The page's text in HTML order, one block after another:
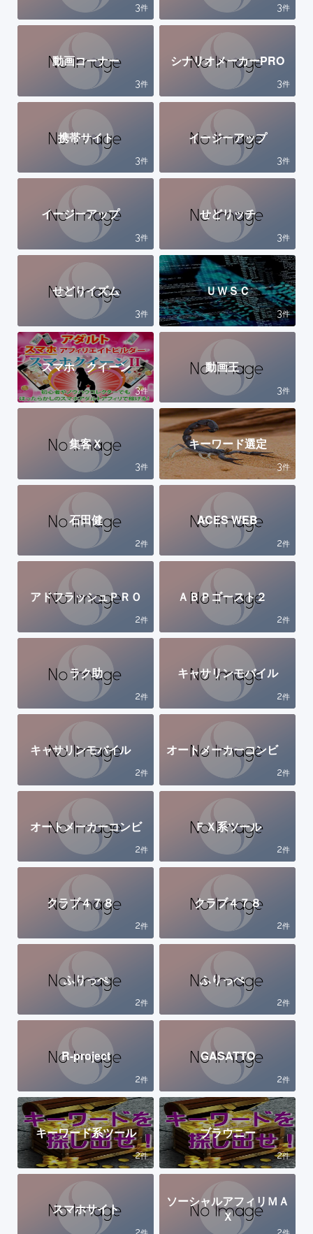
3件 3件
動画コーナー
3件
シナリオメーカーPRO
3件
携帯サイト
3件
イージーアップ
3件
イージーアップ
3件
せどリッチ
3件
せどりイズム
3件
ＵＷＳＣ
3件
スマホ クイーン
3件
動画王
3件
集客Ｘ
3件
キーワード選定
3件
石田健
2件
ACES WEB
2件
アドフラッシュＰＲＯ
2件
ＡＢＰゴースト２
2件
ラク助
2件
キャサリンモバイル
2件
キャサリンモバイル
2件
オートメーカーコンビ
2件
オートメーカーコンビ
2件
ＦＸ系ツール
2件
クラブ４７８
2件
クラブ４７８
2件
ふりっぺ
2件
ふりっぺ
2件
R-project
2件
GASATTO
2件
キーワード系ツール
2件
ブラウニー
2件
スマホサイト
2
ソーシャルアフィリＭＡ
Ｘ
2